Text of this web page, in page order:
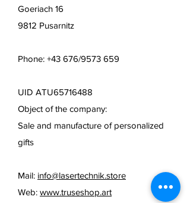
Goeriach 16
9812 Pusarnitz
Phone: +43 676/9573 659
UID ATU65716488
Object of the company:
Sale and manufacture of personalized
gifts
Mail: info@lasertechnik.store
Web: www.truseshop.art